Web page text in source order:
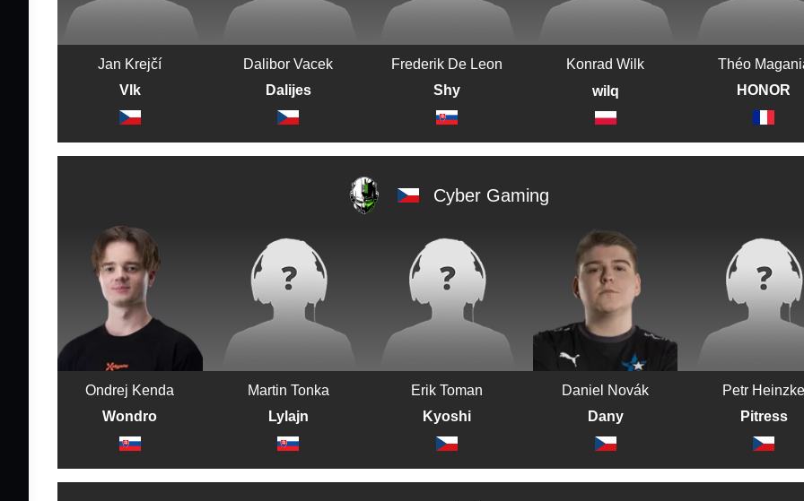
Jan Krejčí
Vlk
Dalibor Vacek
Dalijes
Frederik De Leon
Shy
Konrad Wilk
wilq
Théo
HONOR
Cyber Gaming
Ondrej Kenda
Wondro
Martin Tonka
Lylajn
Erik Toman
Kyoshi
Daniel Novák
Dany
Petr
Pitress